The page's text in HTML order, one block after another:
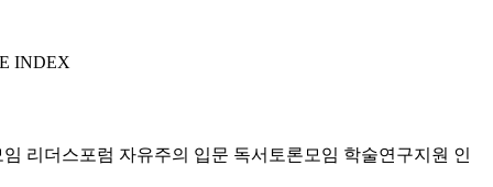
INDEX
리더스포럼 자유주의 입문 독서토론모임 학술연구지원 인